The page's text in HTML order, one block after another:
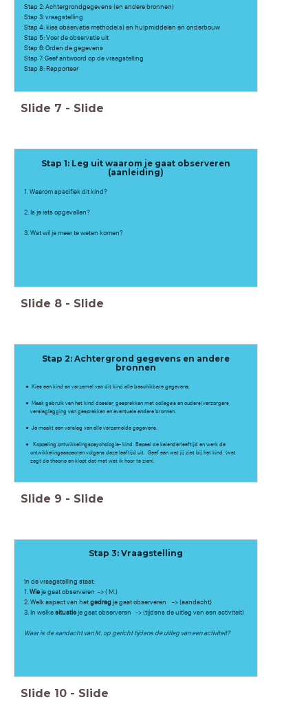
Stap 2: Achtergrondgegevens (en andere bronnen)
Stap 3: vraagstelling
Stap 4: kies observatie methode(s) en hulpmiddelen en onderbouw
Stap 5: Voer de observatie uit
Stap 6: Orden de gegevens
Stap 7: Geef antwoord op de vraagstelling
Stap 8: Rapporteer
Slide 7 - Slide
Stap 1: Leg uit waarom je gaat observeren
(aanleiding)
1. Waarom specifiek dit kind?
2. Is je iets opgevallen?
3. Wat wil je meer te weten komen?
Slide 8 - Slide
Stap 2: Achtergrond gegevens en andere
bronnen
Kies een kind en verzamel van dit kind alle beschikbare gegevens;
​Maak gebruik van het kind dossier, gesprekken met collega’s en ouders/verzorgers,
verslaglegging van gesprekken en eventuele andere bronnen.
Je maakt een verslag van alle verzamelde gegevens.
Koppeling ontwikkelingspsychologie- kind. Bepaal de kalenderleeftijd en werk de
ontwikkelingsaspecten volgens deze leeftijd uit. ​Geef aan wat jij ziet bij het kind. (wat
zegt de theorie en klopt dat met wat ik hoor te zien).
Slide 9 - Slide
Stap 3: Vraagstelling
In de vraagstelling staat:
1.Wieje gaat observeren -> ( M.)
2. Welk aspect van hetgedragje gaat observeren -> (aandacht)
3. In welkesituatieje gaat observeren -> (tijdens de uitleg van een activiteit)
Waar is de aandacht van M. op gericht tijdens de uitleg van een activiteit?
Slide 10 - Slide